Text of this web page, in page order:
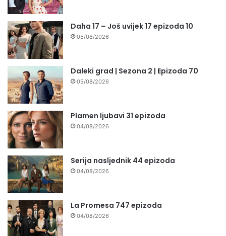
Daha 17 – Još uvijek 17 epizoda 10
05/08/2026
Daleki grad | Sezona 2 | Epizoda 70
05/08/2026
Plamen ljubavi 31 epizoda
04/08/2026
Serija nasljednik 44 epizoda
04/08/2026
La Promesa 747 epizoda
04/08/2026